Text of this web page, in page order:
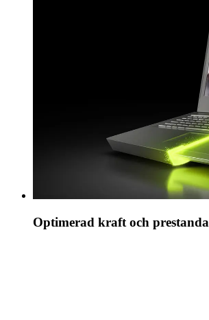
Optimerad kraft och prestanda